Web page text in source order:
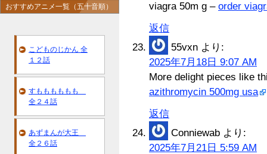
viagra 50m g – order
返信
55vxn より:
2025年7月18日 9:07 AM
More delight pieces like
azithromycin 500mg usa
返信
Conniewab より:
2025年7月21日 5:59 AM
おすすめアニメ一覧（五十音順）
こどものじかん 全
１２話
すもももももも
全２４話
あずまんが大王
全２６話